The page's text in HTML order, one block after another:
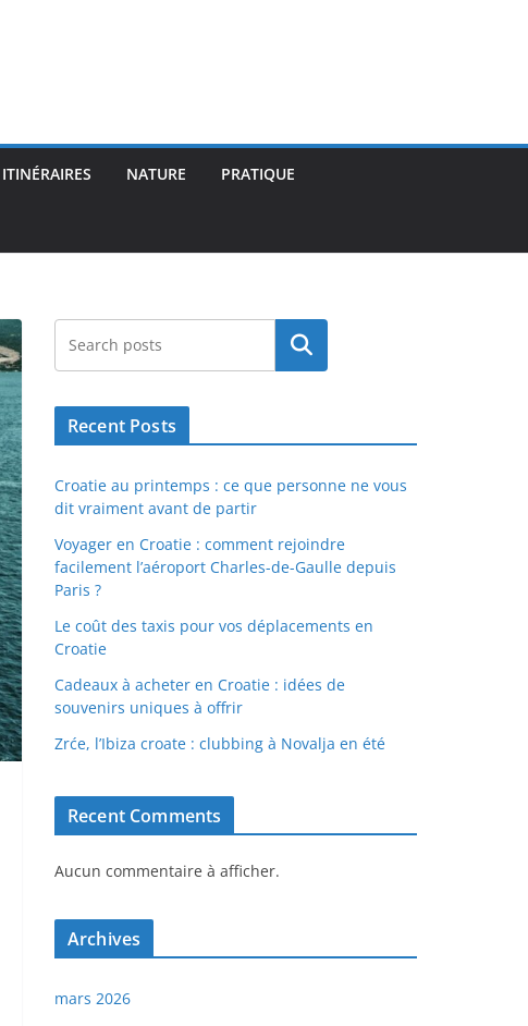
ITINÉRAIRES NATURE PRATIQUE
Rechercher
Recent Posts
Croatie au printemps : ce que personne ne vous
dit vraiment avant de partir
Voyager en Croatie : comment rejoindre
facilement l’aéroport Charles-de-Gaulle depuis
Paris ?
Le coût des taxis pour vos déplacements en
Croatie
Cadeaux à acheter en Croatie : idées de
souvenirs uniques à offrir
Zrće, l’Ibiza croate : clubbing à Novalja en été
Recent Comments
Aucun commentaire à afficher.
Archives
mars 2026